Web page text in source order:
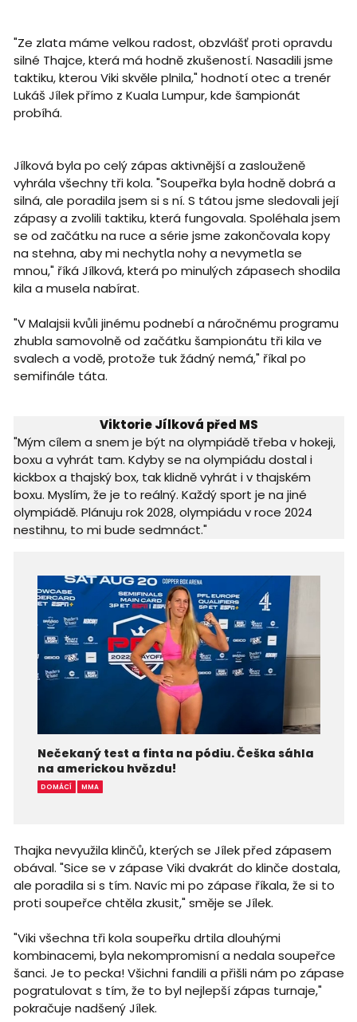
"Ze zlata máme velkou radost, obzvlášť proti opravdu
silné Thajce, která má hodně zkušeností. Nasadili jsme
taktiku, kterou Viki skvěle plnila," hodnotí otec a trenér
Lukáš Jílek přímo z Kuala Lumpur, kde šampionát
probíhá.
Jílková byla po celý zápas aktivnější a zaslouženě
vyhrála všechny tři kola. "Soupeřka byla hodně dobrá a
silná, ale poradila jsem si s ní. S tátou jsme sledovali její
zápasy a zvolili taktiku, která fungovala. Spoléhala jsem
se od začátku na ruce a série jsme zakončovala kopy
na stehna, aby mi nechytla nohy a nevymetla se
mnou," říká Jílková, která po minulých zápasech shodila
kila a musela nabírat.
"V Malajsii kvůli jinému podnebí a náročnému programu
zhubla samovolně od začátku šampionátu tři kila ve
svalech a vodě, protože tuk žádný nemá," říkal po
semifinále táta.
Viktorie Jílková před MS
"Mým cílem a snem je být na olympiádě třeba v hokeji,
boxu a vyhrát tam. Kdyby se na olympiádu dostal i
kickbox a thajský box, tak klidně vyhrát i v thajském
boxu. Myslím, že je to reálný. Každý sport je na jiné
olympiádě. Plánuju rok 2028, olympiádu v roce 2024
nestihnu, to mi bude sedmnáct."
Nečekaný test a finta na pódiu. Češka sáhla
na americkou hvězdu!
DOMÁCÍ MMA
Thajka nevyužila klinčů, kterých se Jílek před zápasem
obával. "Sice se v zápase Viki dvakrát do klinče dostala,
ale poradila si s tím. Navíc mi po zápase říkala, že si to
proti soupeřce chtěla zkusit," směje se Jílek.
"Viki všechna tři kola soupeřku drtila dlouhými
kombinacemi, byla nekompromisní a nedala soupeřce
šanci. Je to pecka! Všichni fandili a přišli nám po zápase
pogratulovat s tím, že to byl nejlepší zápas turnaje,"
pokračuje nadšený Jílek.